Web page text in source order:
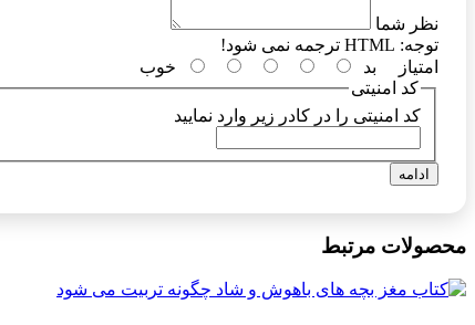
نظر شما
توجه:
امتیاز
بد
خوب
کد امنیتی
کد امنیتی را در کادر زیر وارد نمایید
ادامه
محصولات مرتبط